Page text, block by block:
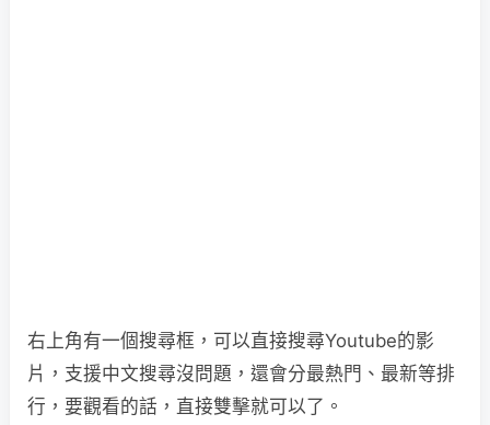
右上角有一個搜尋框，可以直接搜尋Youtube的影
片，支援中文搜尋沒問題，還會分最熱門、最新等排
行，要觀看的話，直接雙擊就可以了。